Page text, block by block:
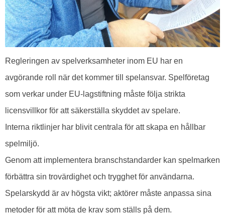
Regleringen av spelverksamheter inom EU har en
avgörande roll när det kommer till spelansvar. Spelföretag
som verkar under EU-lagstiftning måste följa strikta
licensvillkor för att säkerställa skyddet av spelare.
Interna riktlinjer har blivit centrala för att skapa en hållbar
spelmiljö.
Genom att implementera branschstandarder kan spelmarken
förbättra sin trovärdighet och trygghet för användarna.
Spelarskydd är av högsta vikt; aktörer måste anpassa sina
metoder för att möta de krav som ställs på dem.